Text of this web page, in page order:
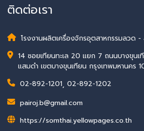
ติดต่อเรา
โรงงานผลิตเครื่องจักรอุตสาหกรรมลวด -
14 ซอยเทียนทะเล 20 แยก 7 ถนนบางขุนเ
แสมดำ เขตบางขุนเทียน กรุงเทพมหานคร
02-892-1201, 02-892-1202
pairoj.b@gmail.com
https://somthai.yellowpages.co.th